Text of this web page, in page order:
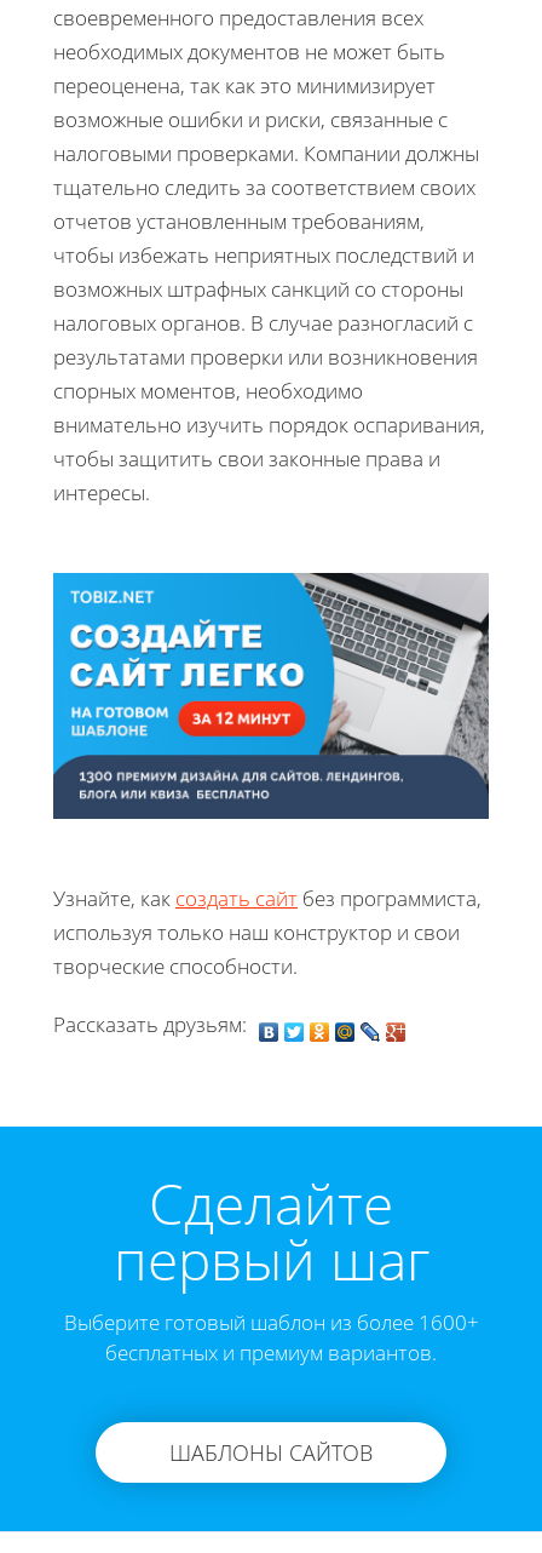
своевременного предоставления всех
необходимых документов не может быть
переоценена, так как это минимизирует
возможные ошибки и риски, связанные с
налоговыми проверками. Компании должны
тщательно следить за соответствием своих
отчетов установленным требованиям,
чтобы избежать неприятных последствий и
возможных штрафных санкций со стороны
налоговых органов. В случае разногласий с
результатами проверки или возникновения
спорных моментов, необходимо
внимательно изучить порядок оспаривания,
чтобы защитить свои законные права и
интересы.
Узнайте, как создать сайт без программиста,
используя только наш конструктор и свои
творческие способности.
Рассказать друзьям:
Cделайте
первый шаг
Выберите готовый шаблон из более 1600+
бесплатных и премиум вариантов.
ШАБЛОНЫ САЙТОВ